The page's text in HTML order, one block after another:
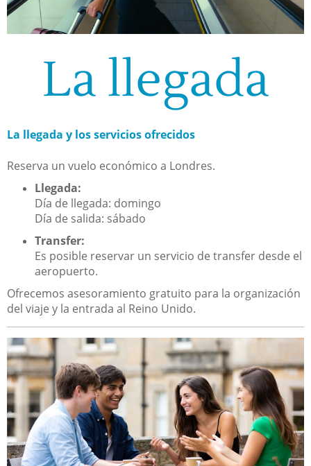
La llegada
La llegada y los servicios ofrecidos
Reserva un vuelo económico a Londres.
Llegada:
Día de llegada: domingo
Día de salida: sábado
Transfer:
Es posible reservar un servicio de transfer desde el
aeropuerto.
Ofrecemos asesoramiento gratuito para la organización
del viaje y la entrada al Reino Unido.